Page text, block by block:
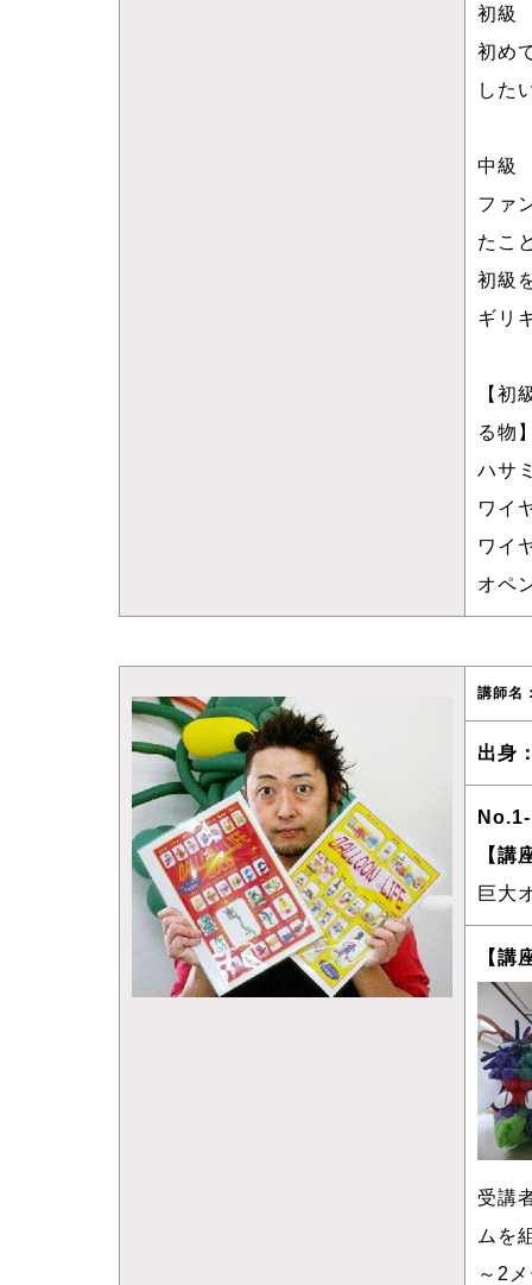
初級
初め
した
中級
ファ
たこ
初級
ギリ
【初
る物
ハサ
ワイ
ワイ
オペ
講師名
出身
【講
巨大
【講
受講
ムを
～2